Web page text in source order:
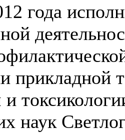
года
прикладной
и
наук